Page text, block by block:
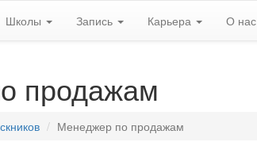
Школы Запись Карьера О нас
продажам
Менеджер по продажам